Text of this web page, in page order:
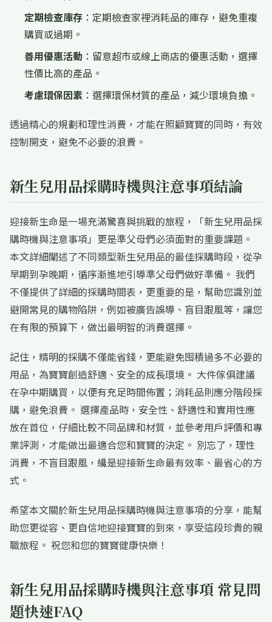
定期檢查庫存 ：定期檢查家裡消耗品的庫存，避免重複
購買或過期。
善用優惠活動 ：留意超市或線上商店的優惠活動，選擇
性價比高的產品。
考慮環保因素 ：選擇環保材質的產品，減少環境負擔。
透過精心的規劃和理性消費，才能在照顧寶寶的同時，有效
控制開支，避免不必要的浪費。
新生兒用品採購時機與注意事項結論
迎接新生命是一場充滿驚喜與挑戰的旅程，「新生兒用品採
購時機與注意事項」更是準父母們必須面對的重要課題。
本文詳細闡述了不同類型新生兒用品的最佳採購時段，從孕
早期到孕晚期，循序漸進地引導準父母們做好準備。 我們
不僅提供了詳細的採購時間表，更重要的是，幫助您識別並
避開常見的購物陷阱，例如被廣告誤導、盲目跟風等，讓您
在有限的預算下，做出最明智的消費選擇。
記住，精明的採購不僅能省錢，更能避免囤積過多不必要的
用品，為寶寶創造舒適、安全的成長環境。 大件傢俱建議
在孕中期購買，以便有充足時間佈置；消耗品則應分階段採
購，避免浪費。 選擇產品時，安全性、舒適性和實用性應
放在首位，仔細比較不同品牌和材質，並參考用戶評價和專
業評測，才能做出最適合您和寶寶的決定。 別忘了，理性
消費，不盲目跟風，纔是迎接新生命最有效率、最省心的方
式。
希望本文關於新生兒用品採購時機與注意事項的分享，能幫
助您更從容、更自信地迎接寶寶的到來，享受這段珍貴的親
職旅程。 祝您和您的寶寶健康快樂！
新生兒用品採購時機與注意事項 常見問
題快速FAQ